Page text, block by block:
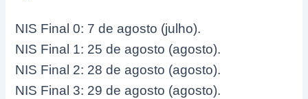
NIS Final 0: 7 de agosto (julho).
NIS Final 1: 25 de agosto (agosto).
NIS Final 2: 28 de agosto (agosto).
NIS Final 3: 29 de agosto (agosto).